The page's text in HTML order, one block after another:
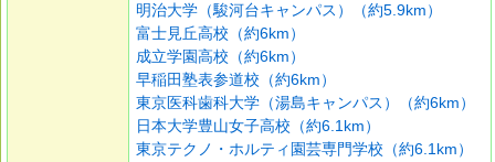
明治大学（駿河台キャンパス）（約5.9km）
富士見丘高校（約6km）
成立学園高校（約6km）
早稲田塾表参道校（約6km）
東京医科歯科大学（湯島キャンパス）（約6km）
日本大学豊山女子高校（約6.1km）
東京テクノ・ホルティ園芸専門学校（約6.1km）